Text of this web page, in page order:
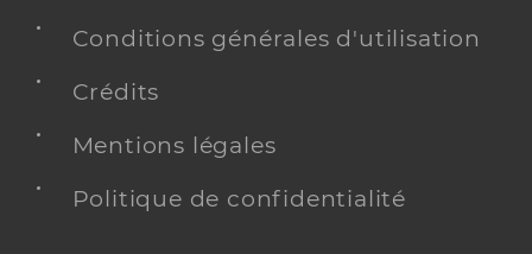
Conditions générales d'utilisation
Crédits
Mentions légales
Politique de confidentialité